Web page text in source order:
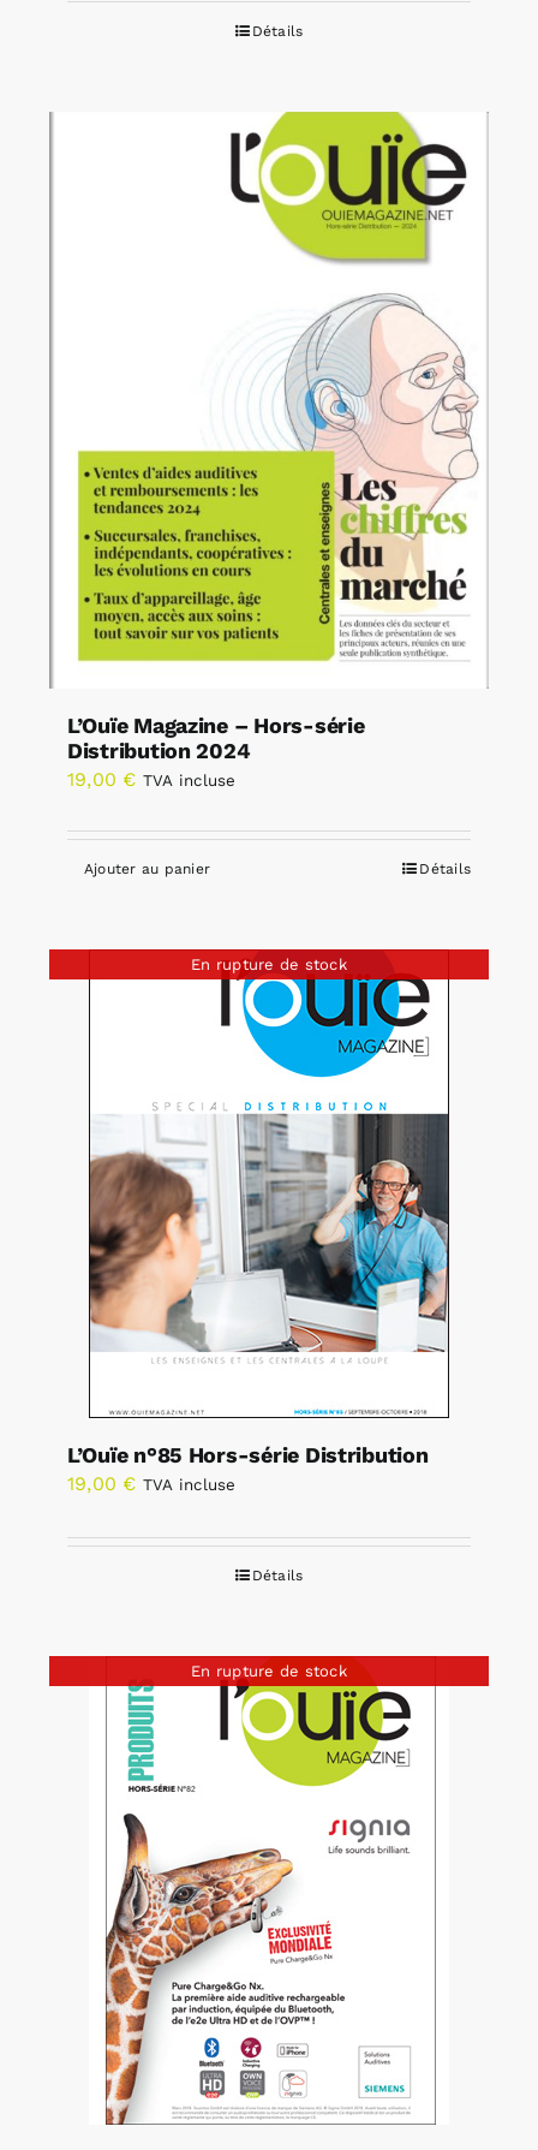
Détails
L’Ouïe Magazine – Hors-série
Distribution 2024
19,00 € TVA incluse
Ajouter au panier Détails
En rupture de stock
L’Ouïe n°85 Hors-série Distribution
19,00 € TVA incluse
Détails
En rupture de stock